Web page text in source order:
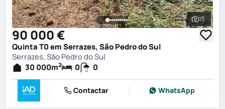
Ver
15
90 000 €
Quinta T0 em Serrazes, São Pedro do Sul
Serrazes, São Pedro do Sul
30 000m2 0 0
Contactar WhatsApp